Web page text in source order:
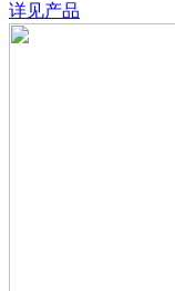
详见产品